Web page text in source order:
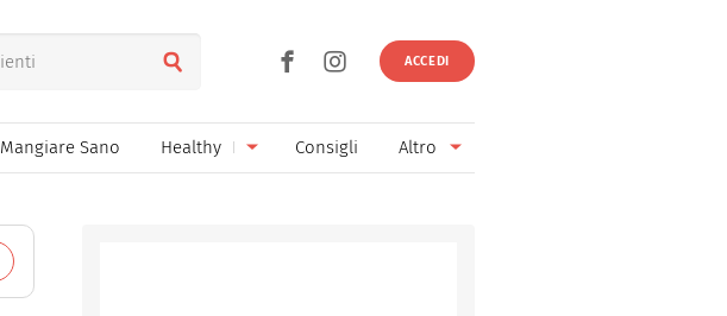
ACCEDI
Mangiare Sano Healthy Consigli Altro